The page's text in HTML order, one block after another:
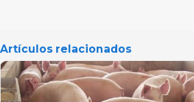
Artículos relacionados